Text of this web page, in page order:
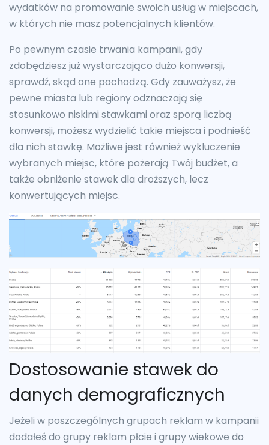
wydatków na promowanie swoich usług w miejscach,
w których nie masz potencjalnych klientów.
Po pewnym czasie trwania kampanii, gdy
zdobędziesz już wystarczająco dużo konwersji,
sprawdź, skąd one pochodzą. Gdy zauważysz, że
pewne miasta lub regiony odznaczają się
stosunkowo niskimi stawkami oraz sporą liczbą
konwersji, możesz wydzielić takie miejsca i podnieść
dla nich stawkę. Możliwe jest również wykluczenie
wybranych miejsc, które pożerają Twój budżet, a
także obniżenie stawek dla droższych, lecz
konwertujących miejsc.
Dostosowanie stawek do
danych demograficznych
Jeżeli w poszczególnych grupach reklam w kampanii
dodałeś do grupy reklam płcie i grupy wiekowe do